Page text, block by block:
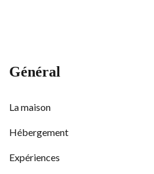
Général
La maison
Hébergement
Expériences